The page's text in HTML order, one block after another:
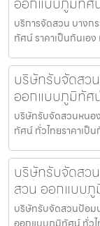
บริการจัดสวน บาง
ทัศน์ ราคาเป็นกันเอ
บริษัทรับจัดสว
ออกแบบภูมิทัศ
บริษัทรับจัดสวนหนอ
ทัศน์ ทั่วไทยราคาเป็
บริษัทรับจัดสว
สวน ออกแบบ
บริษัทรับจัดสวนป้อม